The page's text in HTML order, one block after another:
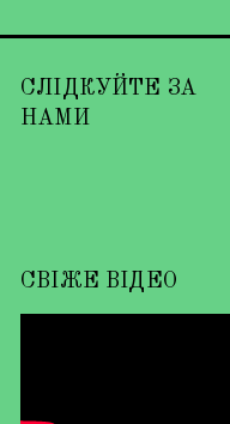
СЛІДКУЙТЕ ЗА
НАМИ
СВІЖЕ ВІДЕО